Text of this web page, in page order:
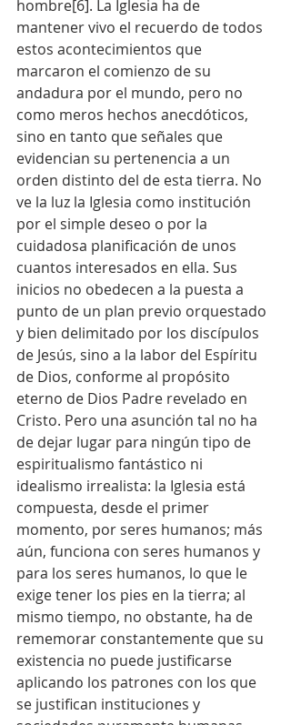
hombre[6]. La Iglesia ha de
mantener vivo el recuerdo de todos
estos acontecimientos que
marcaron el comienzo de su
andadura por el mundo, pero no
como meros hechos anecdóticos,
sino en tanto que señales que
evidencian su pertenencia a un
orden distinto del de esta tierra. No
ve la luz la Iglesia como institución
por el simple deseo o por la
cuidadosa planificación de unos
cuantos interesados en ella. Sus
inicios no obedecen a la puesta a
punto de un plan previo orquestado
y bien delimitado por los discípulos
de Jesús, sino a la labor del Espíritu
de Dios, conforme al propósito
eterno de Dios Padre revelado en
Cristo. Pero una asunción tal no ha
de dejar lugar para ningún tipo de
espiritualismo fantástico ni
idealismo irrealista: la Iglesia está
compuesta, desde el primer
momento, por seres humanos; más
aún, funciona con seres humanos y
para los seres humanos, lo que le
exige tener los pies en la tierra; al
mismo tiempo, no obstante, ha de
rememorar constantemente que su
existencia no puede justificarse
aplicando los patrones con los que
se justifican instituciones y